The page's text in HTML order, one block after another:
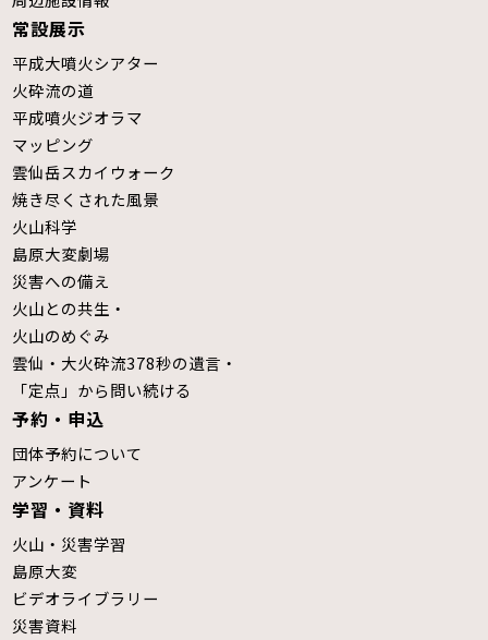
常設展示
平成大噴火シアター
火砕流の道
平成噴火ジオラマ
マッピング
雲仙岳スカイウォーク
焼き尽くされた風景
火山科学
島原大変劇場
災害への備え
火山との共生・
火山のめぐみ
雲仙・大火砕流378秒の遺言・
「定点」から問い続ける
予約・申込
団体予約について
アンケート
学習・資料
火山・災害学習
島原大変
ビデオライブラリー
災害資料